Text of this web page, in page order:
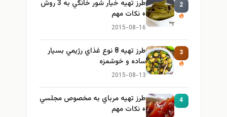
طرز تهيه خیار شور خانگي به 3 روش
+ نكات مهم
2015-08-16
طرز تهيه 8 نوع غذاي رژيمي بسيار
ساده و خوشمزه
2015-08-13
طرز تهيه مرباي به مخصوص مجلسي
+ نكات مهم